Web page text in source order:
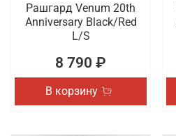
Рашгард Venum 20th
Anniversary Black/Red
L/S
8 790 ₽
В корзину